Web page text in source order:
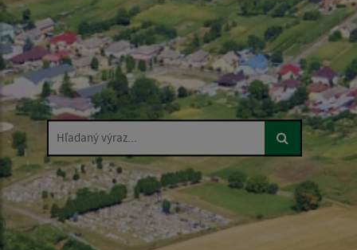
Hľadaný výraz...